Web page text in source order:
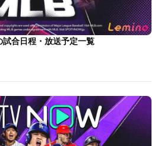
試合日程・放送予定一覧